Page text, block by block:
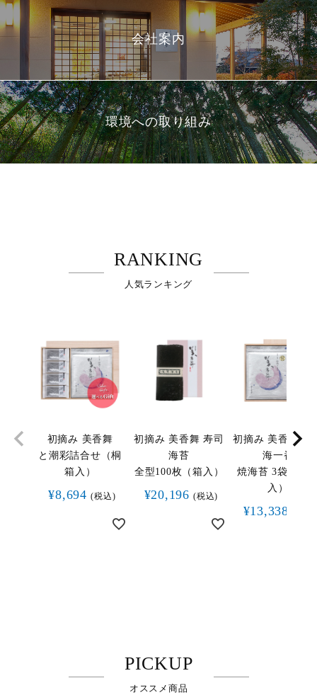
会社案内
環境への取り組み
RANKING
人気ランキング
初摘み 美香舞
と潮彩詰合せ（桐
箱入）
¥8,694 税込
初摘み 美香舞 寿司
海苔
全型100枚（箱入）
¥20,196 税込
初摘み 美香舞 有
海一番
焼海苔 3袋（桐
入）
¥13,338
PICKUP
オススメ商品